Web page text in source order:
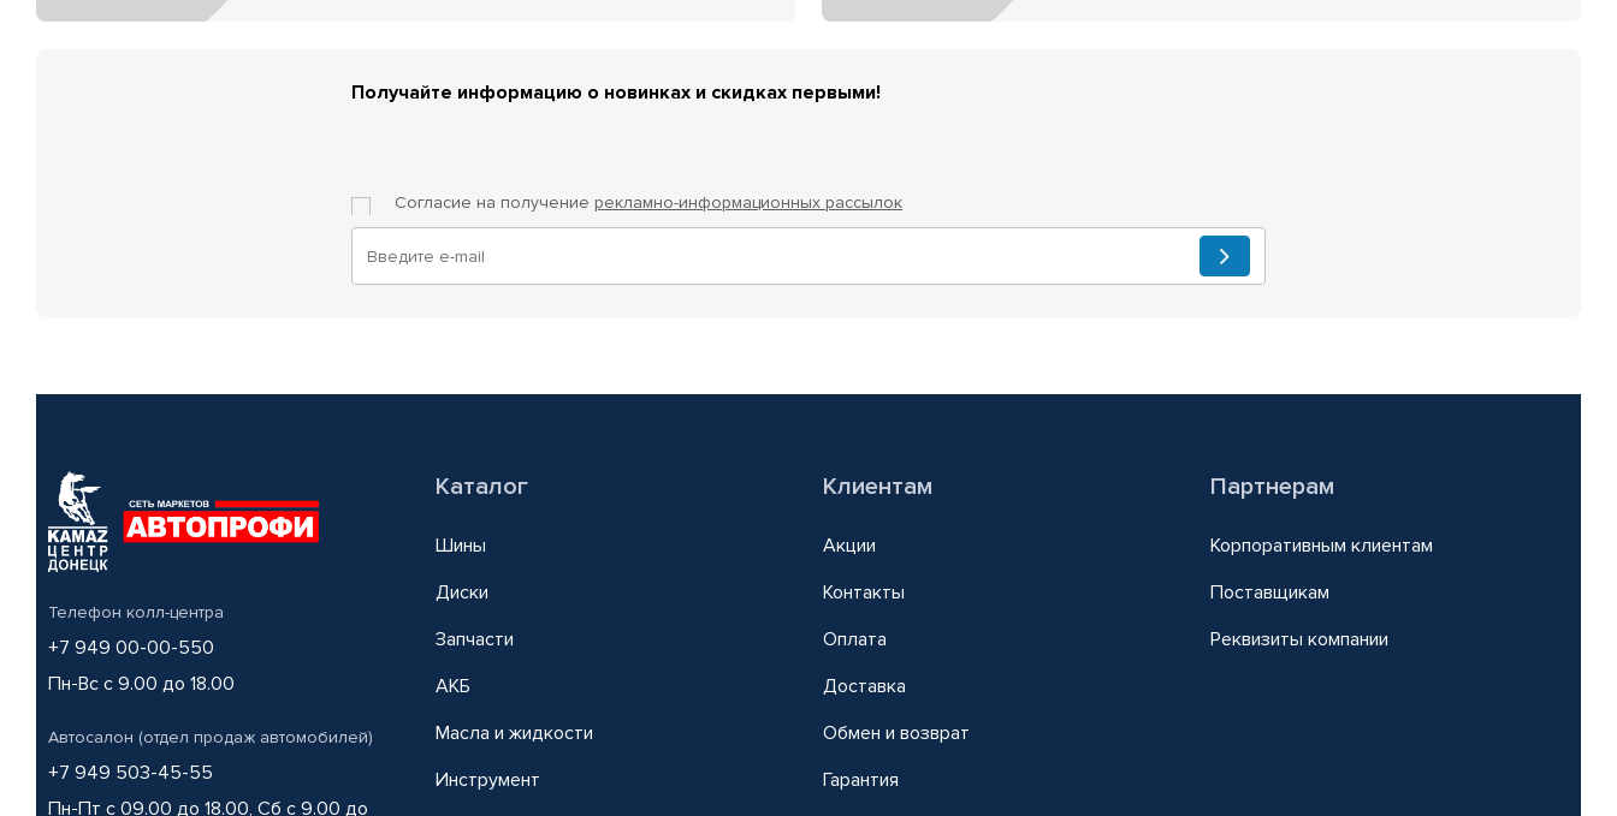
Получайте информацию о новинках и скидках первыми!
Согласие на получение рекламно-информационных рассылок
Телефон колл-центра
+7 949 00-00-550
Пн-Вс с 9.00 до 18.00
Автосалон (отдел продаж автомобилей)
+7 949 503-45-55
Пн-Пт с 09.00 до 18.00, Сб с 9.00 до
Каталог
Шины
Диски
Запчасти
АКБ
Масла и жидкости
Инструмент
Клиентам
Акции
Контакты
Оплата
Доставка
Обмен и возврат
Гарантия
Партнерам
Корпоративным клиентам
Поставщикам
Реквизиты компании